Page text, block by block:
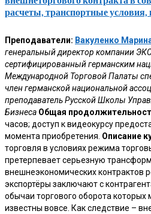
расчеты, транспортные условия,
Преподаватели: Вакуленко
генеральный директор компании
сертифицированный германским
Международной Торговой Палаты
член германской национальной
преподаватель Русской Школы
Бизнеса Общая
часов; доступ к видеокурсу
момента приобретения. Описание
торговля в условиях режима
претерпевает серьезную
внешнеэкономических контрактов
экспортёры заключают с
обычаи торгового оборота которых
известны вовсе. Как следствие –